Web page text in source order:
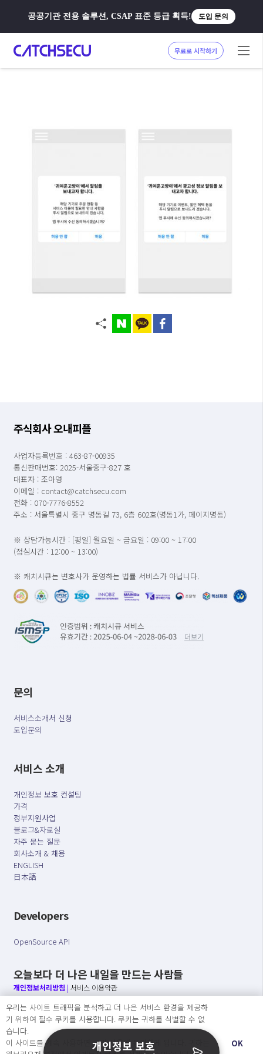
공공기관 전용 솔루션, CSAP 표준 등급 획득! 도입 문의
무료로 시작하기
주식회사 오내피플
사업자등록번호 : 463-87-00935
통신판매번호: 2025-서울중구-827 호
대표자 : 조아영
이메일 : contact@catchsecu.com
전화 : 070-7776-8552
주소 : 서울특별시 중구 명동길 73, 6층 602호(명동1가, 페이지명동)
※ 상담가능시간 : [평일] 월요일 ~ 금요일 : 09:00 ~ 17:00
(점심시간 : 12:00 ~ 13:00)
※ 캐치시큐는 변호사가 운영하는 법률 서비스가 아닙니다.
문의
서비스소개서 신청
도입문의
서비스 소개
개인정보 보호 컨설팅
가격
정부지원사업
블로그&자료실
자주 묻는 질문
회사소개 & 채용
ENGLISH
日本語
Developers
OpenSource API
오늘보다 더 나은 내일을 만드는 사람들
개인정보처리방침 | 서비스 이용약관
○ 개인정보보호 컴플라이언스를 선도하겠습니다.
○ 정보주체의 권리를 보장하겠습니다.
○ 기업의 개인정보보호를 위한 효율적 관리를 보장하겠습니다.
우리는 사이트 트래픽을 분석하고 더 나은 서비스 환경을 제공하
기 위하여 필수 쿠키를 사용합니다. 쿠키는 귀하를 식별할 수 없
습니다.
이 사이트를 계속 사용하면 쿠키 사용에 동의하게 됩니다. 귀하는
OK
개인정보 보호